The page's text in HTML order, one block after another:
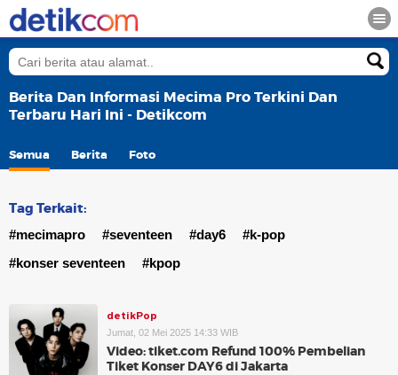
Berita Dan Informasi Mecima Pro Terkini Dan
Terbaru Hari Ini - Detikcom
Semua Berita Foto
Tag Terkait:
#mecimapro #seventeen #day6
#k-pop
#konser seventeen
#kpop
detikPop
Jumat, 02 Mei 2025 14:33 WIB
Video: tiket.com Refund 100% Pembelian
Tiket Konser DAY6 di Jakarta